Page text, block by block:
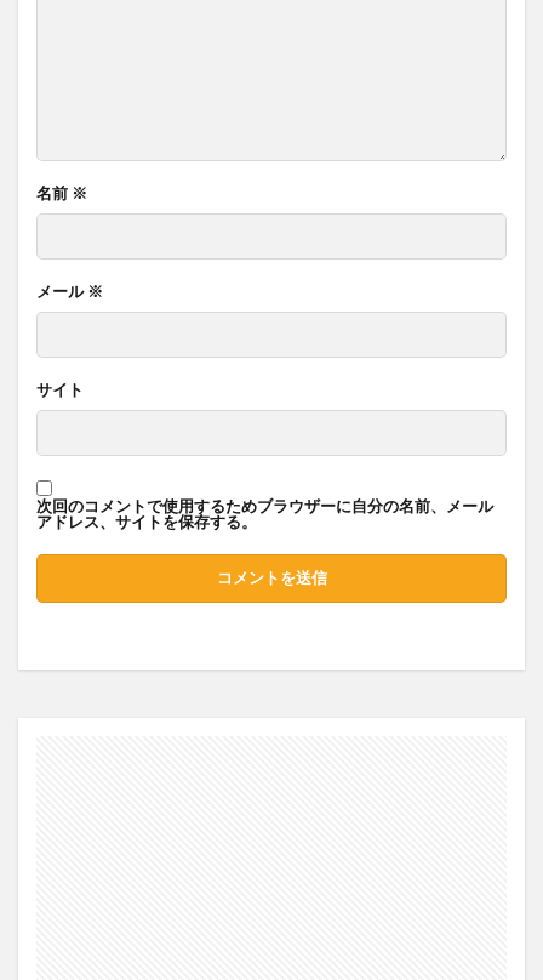
名前 ※
メール ※
サイト
次回のコメントで使用するためブラウザーに自分の名前、メール
アドレス、サイトを保存する。